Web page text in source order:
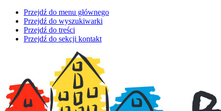
Przejdź do menu głównego
Przejdź do wyszukiwarki
Przejdź do treści
Przejdź do sekcji kontakt